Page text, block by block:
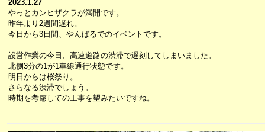
2023.1.27
やっとカンヒザクラが満開です。
昨年より2週間遅れ。
今日から3日間、やんばるでのイベントです。
設営作業の今日、高速道路の渋滞で遅刻してしまいました。
北側3分の1が1車線通行状態です。
明日からは桜祭り。
さらなる渋滞でしょう。
時期を考慮しての工事を望みたいですね。